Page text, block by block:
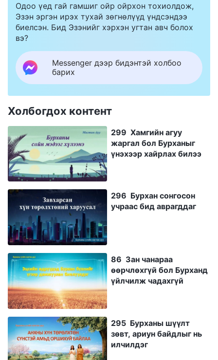
Одоо үед гай гамшиг ойр ойрхон тохиолдож,
Эзэн эргэн ирэх тухай зөгнөлүүд үндсэндээ
биелсэн. Бид Эзэнийг хэрхэн угтан авч болох
вэ?
Messenger дээр бидэнтэй холбоо
барих
Холбогдох контент
299 Хамгийн агуу
жаргал бол Бурханыг
үнэхээр хайрлах билээ
296 Бурхан сонгосон
учраас бид аврагддаг
86 Зан чанараа
өөрчлөхгүй бол Бурханд
үйлчилж чадахгүй
295 Бурханы шүүлт
зөвт, ариун байдлыг нь
илчилдэг